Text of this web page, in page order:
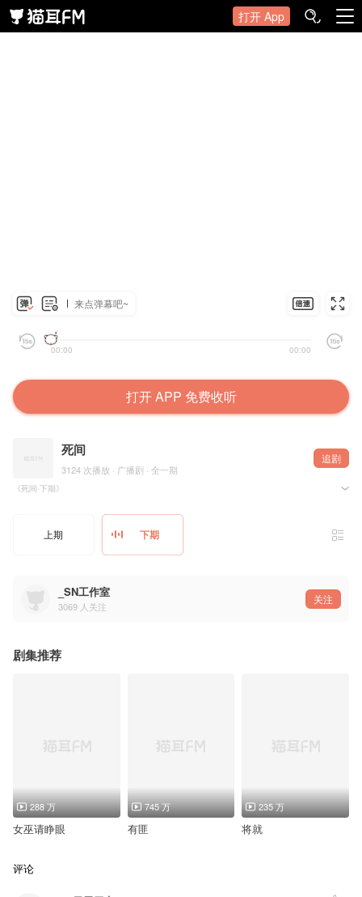
打开 App
来点弹幕吧~
00:00 00:00
打开 APP 免费收听
死间
3124 次播放 · 广播剧 · 全一期
追剧
《死间·下期》
策划：key【S.N.工作室】
原作：轩辕 【S.N.工作室】
题字：石头【S.N.工作室】
美工：霖音【S.N.工作室】
字幕：苏叶【S.N.工作室】
报幕：天雷无妄【S.N.工作室】
刘畅：天雷无妄【S.N.工作室】
上期 下期
_SN工作室
3069 人关注
关注
剧集推荐
288 万
女巫请睁眼
745 万
有匪
235 万
将就
评论